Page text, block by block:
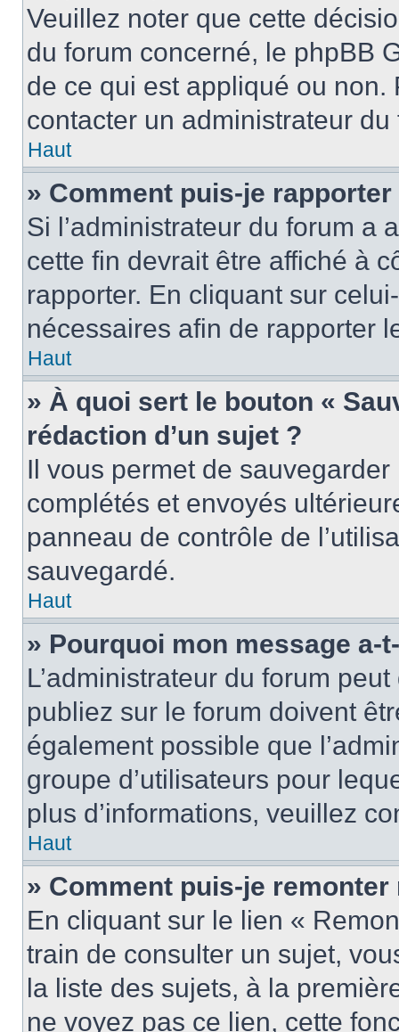
Veuillez noter que cette
du forum concerné, le phpBB
de ce qui est appliqué ou non.
contacter un administrateur du
Haut
» Comment puis-je
Si l’administrateur du forum a
cette fin devrait être affiché à
rapporter. En cliquant sur
nécessaires afin de rapporter
Haut
» À quoi sert le bouton «
rédaction d’un sujet ?
Il vous permet de
complétés et envoyés
panneau de contrôle de
sauvegardé.
Haut
» Pourquoi mon message a-
L’administrateur du forum
publiez sur le forum doivent
également possible que
groupe d’utilisateurs pour
plus d’informations, veuillez
Haut
» Comment puis-je
En cliquant sur le lien «
train de consulter un sujet,
la liste des sujets, à la
ne voyez pas ce lien, cette